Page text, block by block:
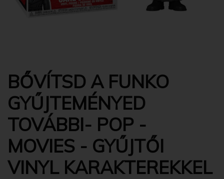
BŐVÍTSD A FUNKO
GYŰJTEMÉNYED
TOVÁBBI- POP -
MOVIES - GYŰJTŐI
VINYL KARAKTEREKKEL